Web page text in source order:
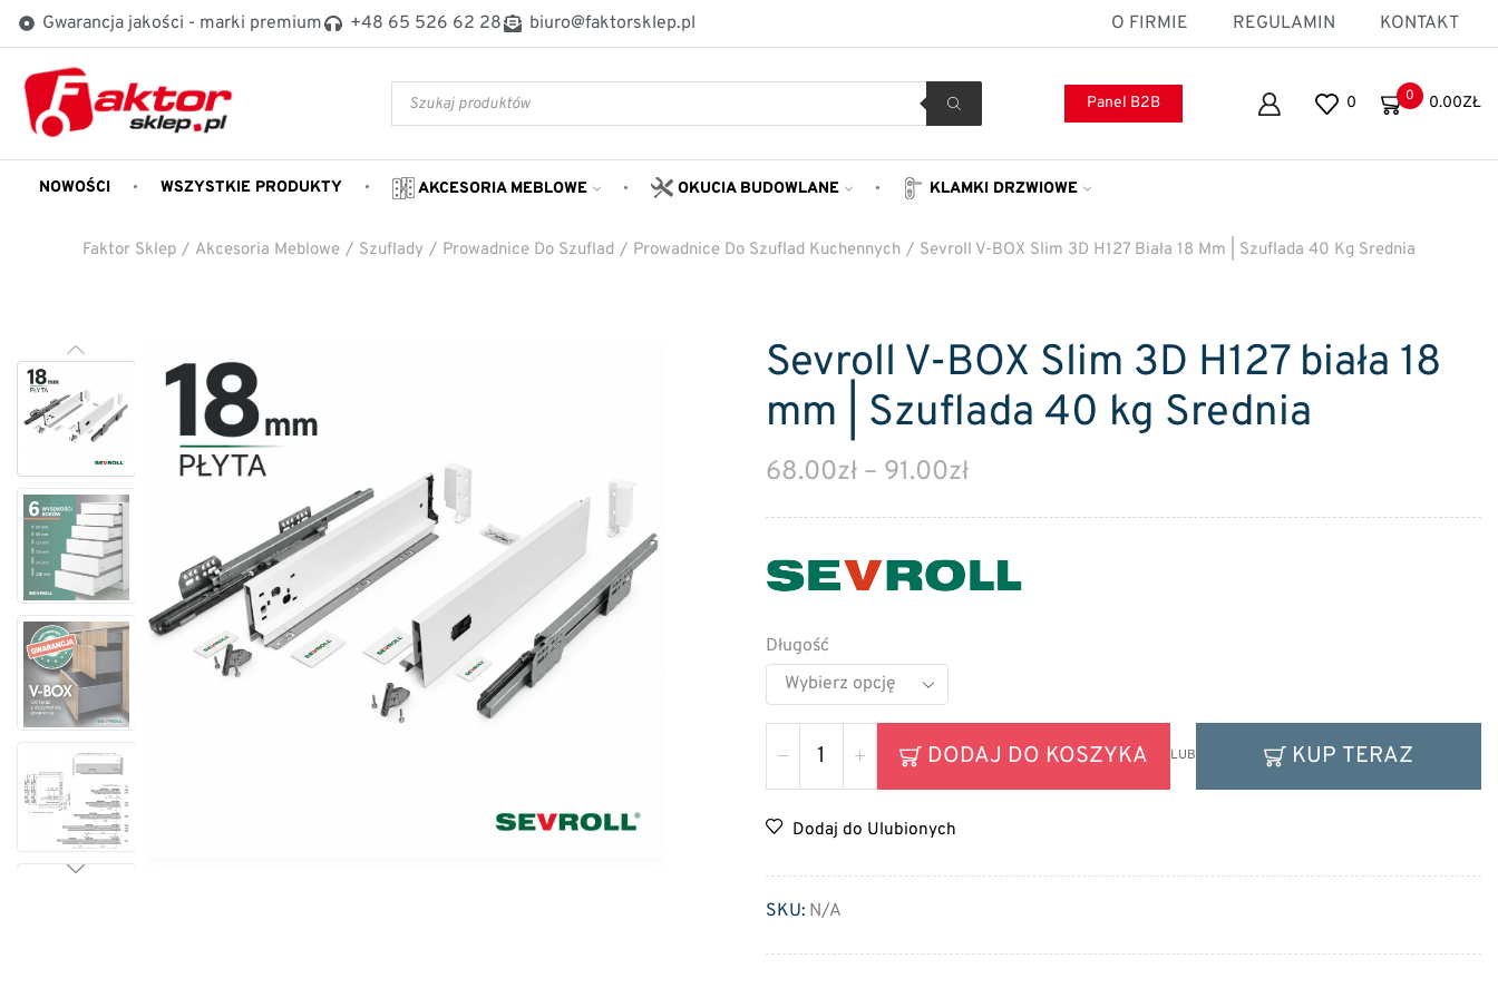
Gwarancja jakości - marki premium +48 65 526 62 28 biuro@faktorsklep.pl O FIRMIE REGULAMIN KONTAKT
Panel B2B 0 0 0.00ZŁ
NOWOŚCI WSZYSTKIE PRODUKTY AKCESORIA MEBLOWE OKUCIA BUDOWLANE KLAMKI DRZWIOWE
Faktor Sklep / Akcesoria Meblowe / Szuflady / Prowadnice Do Szuflad / Prowadnice Do Szuflad Kuchennych / Sevroll V-BOX Slim 3D H127 Biała 18 Mm | Szuflada 40 Kg Srednia
Sevroll V-BOX Slim 3D H127 biała 18
mm | Szuflada 40 kg Srednia
68.00zł – 91.00zł
Długość
DODAJ DO KOSZYKA LUB KUP TERAZ
Dodaj do Ulubionych
SKU: N/A